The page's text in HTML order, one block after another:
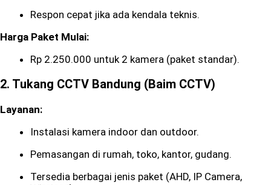
Respon cepat jika ada kendala teknis.
Harga Paket Mulai:
Rp 2.250.000 untuk 2 kamera (paket standar).
2. Tukang CCTV Bandung (Baim CCTV)
Layanan:
Instalasi kamera indoor dan outdoor.
Pemasangan di rumah, toko, kantor, gudang.
Tersedia berbagai jenis paket (AHD, IP Camera,